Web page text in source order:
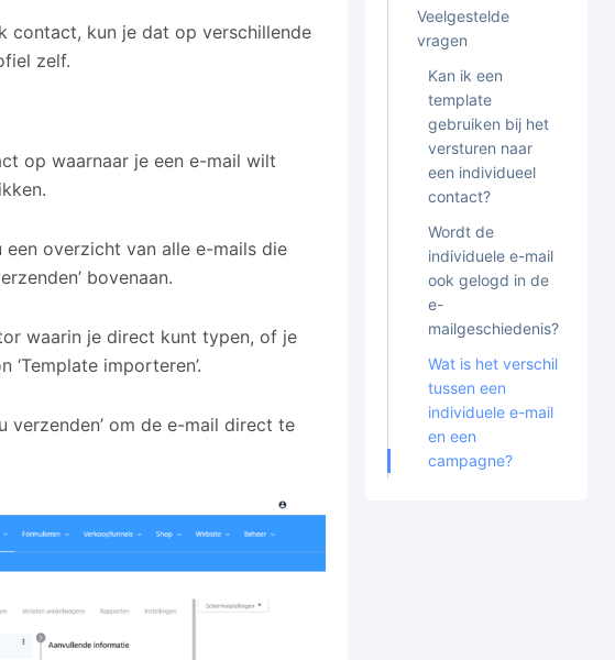
contact, kun je dat op verschillende
zelf.
op waarnaar je een e-mail wilt
een overzicht van alle e-mails die
bovenaan.
waarin je direct kunt typen, of je
importeren’.
verzenden’ om de e-mail direct te
Veelgestelde
vragen
Kan ik een
template
gebruiken bij het
versturen naar
een individueel
contact?
Wordt de
individuele e-mail
ook gelogd in de
e-
mailgeschiedenis?
Wat is het verschil
tussen een
individuele e-mail
en een
campagne?